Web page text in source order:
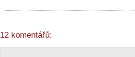
12 komentářů: